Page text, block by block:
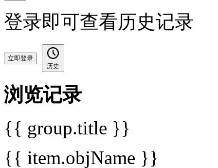
登录即可查看历史记录
立即登录
历史
浏览记录
{{ group.title }}
{{ item.objName }}